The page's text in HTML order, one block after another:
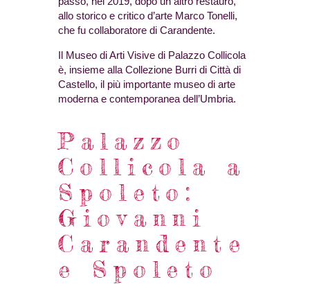
allo storico e critico d’arte Marco Tonelli,
che fu collaboratore di Carandente.
Il Museo di Arti Visive di Palazzo Collicola
è, insieme alla Collezione Burri di Città di
Castello, il più importante museo di arte
moderna e contemporanea dell’Umbria.
Palazzo
Collicola a
Spoleto:
Giovanni
Carandente
e Spoleto